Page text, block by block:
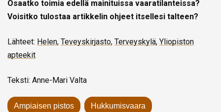
Osaatko toimia edellä mainituissa vaaratilanteissa?
Voisitko tulostaa artikkelin ohjeet itsellesi talteen?
Lähteet: Helen, Teveyskirjasto, Terveyskylä, Yliopiston
apteekit
Teksti: Anne-Mari Valta
Ampiaisen pistos Hukkumisvaara